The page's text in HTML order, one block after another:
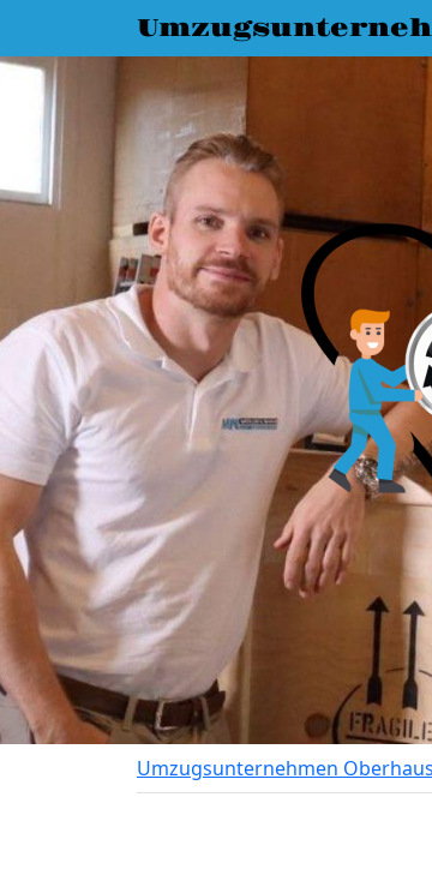
Umzugsunternehmen